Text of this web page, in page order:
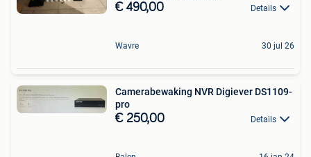
€ 490,00 Details
Wavre 30 jul 26
Camerabewaking NVR Digiever DS1109-
pro
€ 250,00 Details